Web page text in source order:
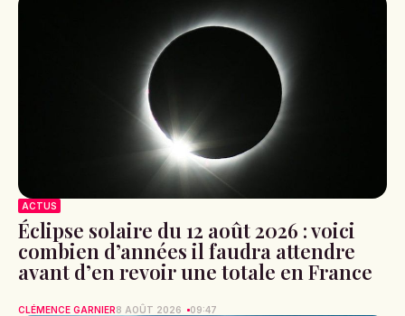
ACTUS
Éclipse solaire du 12 août 2026 : voici
combien d’années il faudra attendre
avant d’en revoir une totale en France
CLÉMENCE GARNIER8 AOÛT 2026 09:47